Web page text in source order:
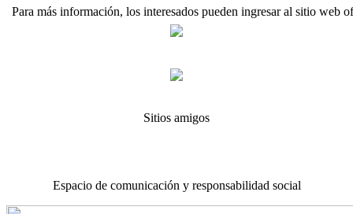
Para más información, los interesados pueden ingresar al sitio web
Sitios amigos
Espacio de comunicación y responsabilidad social